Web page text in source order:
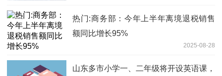
热门:商务部：今年上半年离境退税销售
额同比增长95%
2025-08-28
山东多市小学一、二年级将开设英语课，